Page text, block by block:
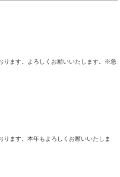
ります。よろしくお願いいたします。※急
ます。本年もよろしくお願いいたしま